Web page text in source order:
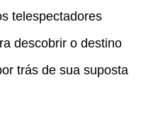
telespectadores
descobrir o destino
trás de sua suposta